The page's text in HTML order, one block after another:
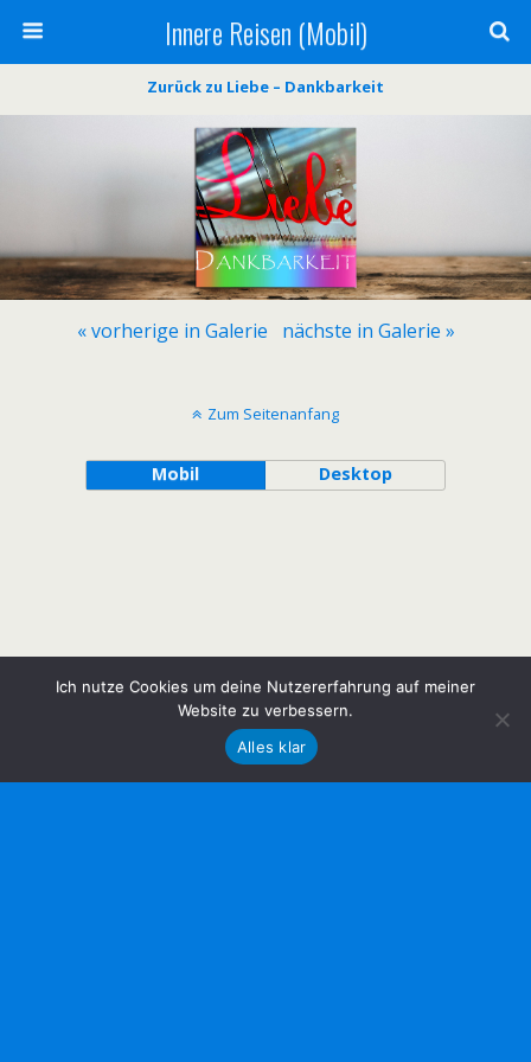
Innere Reisen (Mobil)
Zurück zu Liebe – Dankbarkeit
« vorherige in Galerie nächste in Galerie »
Zum Seitenanfang
Mobil Desktop
Ich nutze Cookies um deine Nutzererfahrung auf meiner
Website zu verbessern.
Alles klar